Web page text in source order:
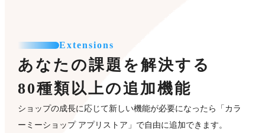
Extensions
あなたの課題を解決する
80種類以上の追加機能
ショップの成長に応じて新しい機能が必要になったら「カラ
ーミーショップ アプリストア」で自由に追加できます。